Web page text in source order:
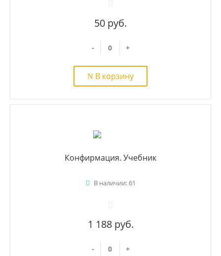
50 руб.
- +
В корзину
Конфирмация. Учебник
В наличии: 61
1 188 руб.
- +